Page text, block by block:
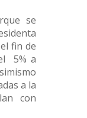
se
fin de
5% a
a la
con